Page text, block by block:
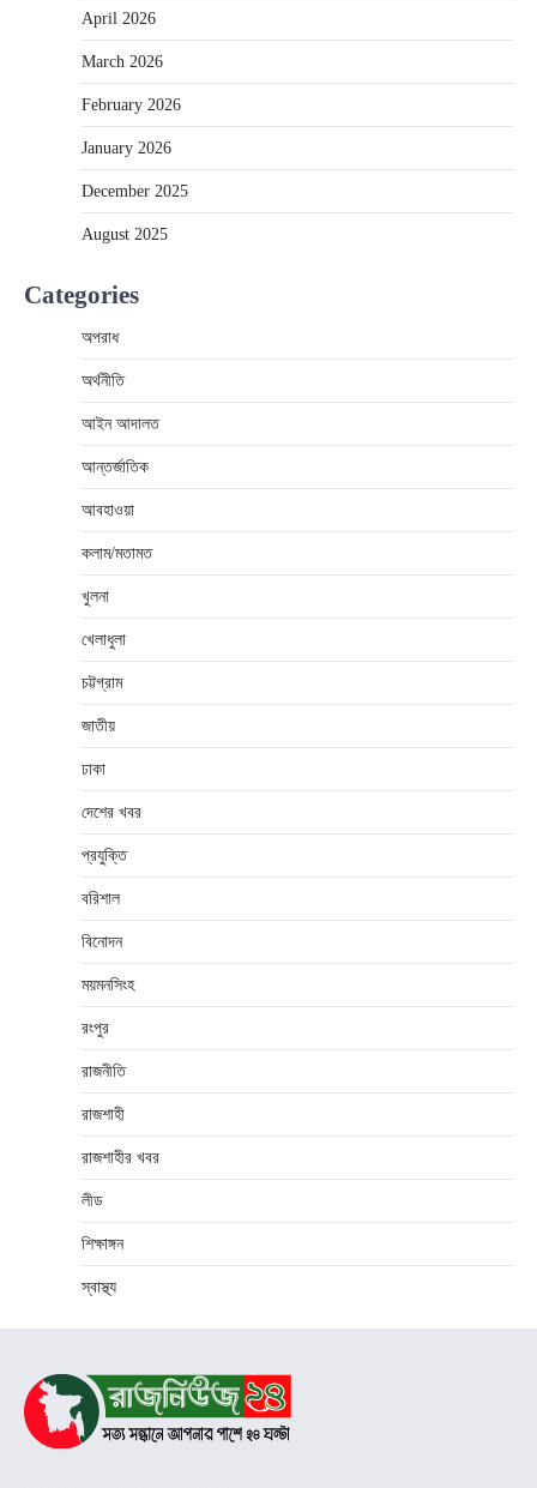
April 2026
March 2026
February 2026
January 2026
December 2025
August 2025
Categories
অপরাধ
অর্থনীতি
আইন আদালত
আন্তর্জাতিক
আবহাওয়া
কলাম/মতামত
খুলনা
খেলাধুলা
চট্টগ্রাম
জাতীয়
ঢাকা
দেশের খবর
প্রযুক্তি
বরিশাল
বিনোদন
ময়মনসিংহ
রংপুর
রাজনীতি
রাজশাহী
রাজশাহীর খবর
লীড
শিক্ষাঙ্গন
স্বাস্থ্য